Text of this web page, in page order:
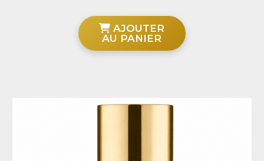
AJOUTER
AU PANIER